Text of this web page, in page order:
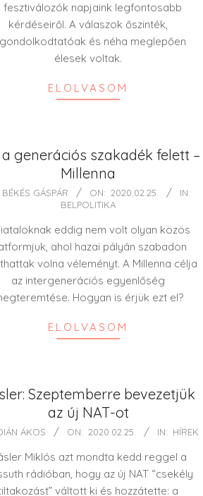
fesztiválozók napjaink legfontosabb
kérdéseiről. A válaszok őszinték,
és néha meglepően
élesek voltak.
ELOLVASOM
generációs szakadék felett –
Millenna
BÉKÉS GÁSPÁR ON: 2020.02.25.
IN:
BELPOLITIKA
eddig nem volt olyan közös
ahol hazai pályán szabadon
volna véleményt. A Millenna célja
az intergenerációs egyenlőség
Hogyan is érjük ezt el?
ELOLVASOM
Szeptemberre bevezetjük
az új NAT-ot
ÁKOS ON: 2020.02.25. IN: HÍREK
Miklós azt mondta kedd reggel a
rádióban, hogy az új NAT “csekély
váltott ki és hozzátette: a